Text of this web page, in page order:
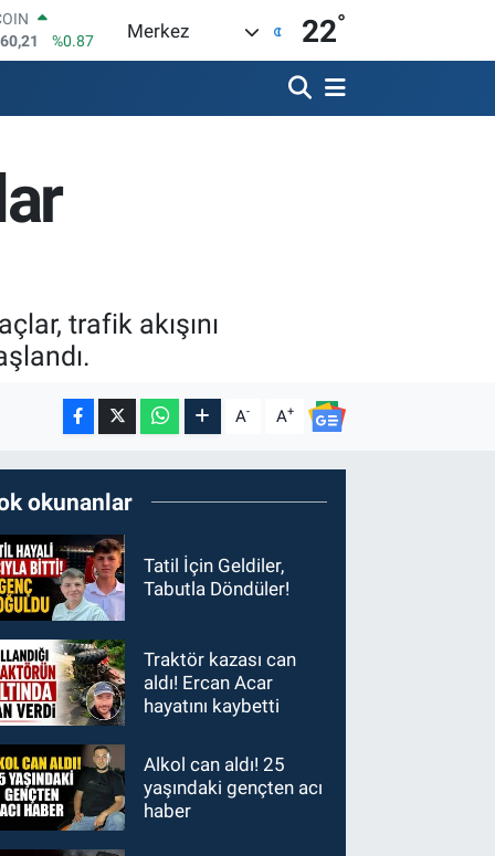
%0.18
%-14
Merkez 22°
trafik akışını
A- A+
okunanlar
Tatil İçin Geldiler,
Tabutla Döndüler!
Traktör kazası can
aldı! Ercan Acar
hayatını kaybetti
Alkol can aldı! 25
yaşındaki gençten acı
haber